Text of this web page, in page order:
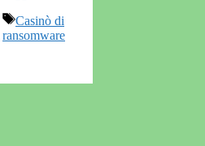
Tag
Casinò di
ransomware